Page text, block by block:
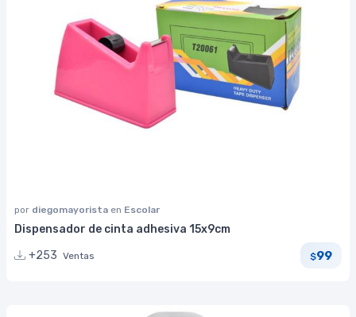
por diegomayorista en Escolar
Dispensador de cinta adhesiva 15x9cm
+253 Ventas $99